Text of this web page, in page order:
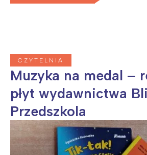
CZYTELNIA
Muzyka na medal –
płyt wydawnictwa
Przedszkola